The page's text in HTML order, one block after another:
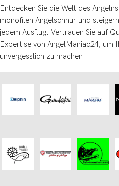
Entdecken Sie die Welt des
monofilen Angelschnur und
jedem Ausflug. Vertrauen Sie auf
Expertise von AngelManiac24, um
unvergesslich zu machen.